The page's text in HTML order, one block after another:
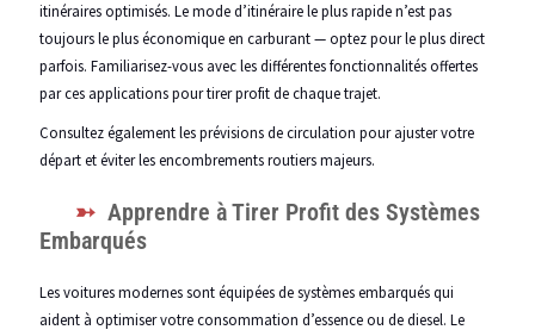
itinéraires optimisés. Le mode d’itinéraire le plus rapide n’est pas
toujours le plus économique en carburant — optez pour le plus direct
parfois. Familiarisez-vous avec les différentes fonctionnalités offertes
par ces applications pour tirer profit de chaque trajet.
Consultez également les prévisions de circulation pour ajuster votre
départ et éviter les encombrements routiers majeurs.
Apprendre à Tirer Profit des Systèmes
Embarqués
Les voitures modernes sont équipées de systèmes embarqués qui
aident à optimiser votre consommation d’essence ou de diesel. Le